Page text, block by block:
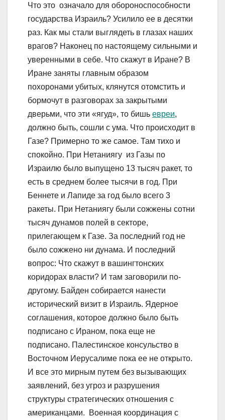
Что это означало для обороноспособности
государства Израиль? Усилило ее в десятки
раз. Как мы стали выглядеть в глазах наших
врагов? Наконец по настоящему сильными и
уверенными в себе. Что скажут в Иране? В
Иране заняты главным образом
похоронами убитых, клянутся отомстить и
бормочут в разговорах за закрытыми
дверьми, что эти «ягуд», то бишь евреи,
должно быть, сошли с ума. Что происходит в
Газе? Примерно то же самое. Там тихо и
спокойно. При Нетаниягу из Газы по
Израилю было выпущено 13 тысяч ракет, то
есть в среднем более тысячи в год. При
Беннете и Лапиде за год было всего 3
ракеты. При Нетаниягу были сожжены сотни
тысяч дунамов полей в секторе,
прилегающем к Газе. За последний год не
было сожжено ни дунама. И последний
вопрос: Что скажут в вашингтонских
коридорах власти? И там заговорили по-
другому. Байден собирается нанести
исторический визит в Израиль. Ядерное
соглашения, которое должно было быть
подписано с Ираном, пока еще не
подписано. Палестинское консульство в
Восточном Иерусалиме пока ее не открыто.
И все это мирным путем без вызывающих
заявлений, без угроз и разрушения
структуры стратегических отношения с
американцами. Военная координация с